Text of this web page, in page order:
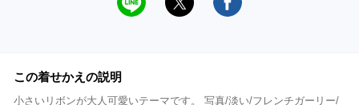
この着せかえの説明
小さいリボンが大人可愛いテーマです。 写真/淡い/フレンチガーリー/